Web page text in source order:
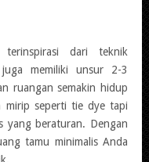
dari teknik
memiliki unsur 2-3
ruangan semakin hidup
mirip seperti tie dye tapi
yang beraturan. Dengan
tamu minimalis Anda